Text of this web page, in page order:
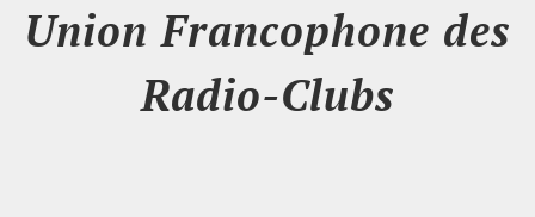
Union Francophone des
Radio-Clubs